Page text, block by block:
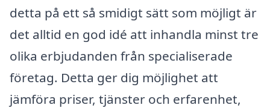
detta på ett så smidigt sätt som möjligt är
det alltid en god idé att inhandla minst tre
olika erbjudanden från specialiserade
företag. Detta ger dig möjlighet att
jämföra priser, tjänster och erfarenhet,